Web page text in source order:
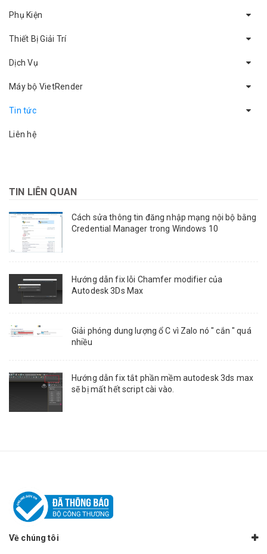
Phụ Kiện
Thiết Bị Giải Trí
Dịch Vụ
Máy bộ VietRender
Tin tức
Liên hệ
TIN LIÊN QUAN
Cách sửa thông tin đăng nhập mạng nội bộ bằng
Credential Manager trong Windows 10
Hướng dẫn fix lỗi Chamfer modifier của
Autodesk 3Ds Max
Giải phóng dung lượng ổ C vì Zalo nó " cắn " quá
nhiều
Hướng dẫn fix tắt phần mềm autodesk 3ds max
sẽ bị mất hết script cài vào.
Về chúng tôi